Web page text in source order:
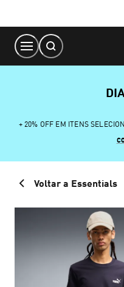
Content
+ 20% OFF EM ITENS
Voltar a Essentials